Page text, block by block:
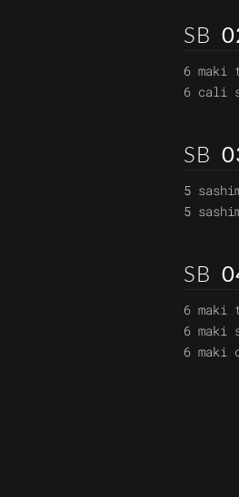
SB
6 maki
6 cali
SB
5
5
SB
6 maki
6 maki
6 maki